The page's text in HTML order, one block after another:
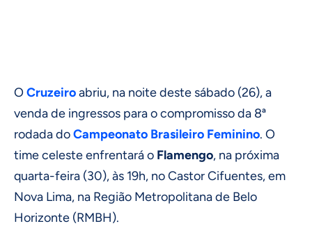
OCruzeiroabriu, na noite deste sábado (26), a
venda de ingressos para o compromisso da 8ª
rodada doCampeonato Brasileiro Feminino. O
time celeste enfrentará o Flamengo, na próxima
quarta-feira (30), às 19h, no Castor Cifuentes, em
Nova Lima, na Região Metropolitana de Belo
Horizonte (RMBH).